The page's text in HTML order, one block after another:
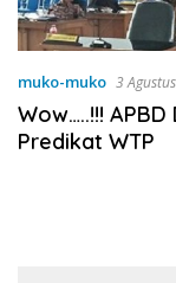
muko-muko 3
Wow…..!!!
Predikat WTP